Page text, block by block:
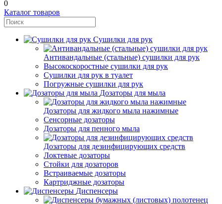
0
Каталог товаров
Сушилки для рук
Антивандальные (стальные) сушилки для рук
Высокоскоростные сушилки для рук
Сушилки для рук в туалет
Погружные сушилки для рук
Дозаторы для мыла
Дозаторы для жидкого мыла нажимные
Сенсорные дозаторы
Дозаторы для пенного мыла
Дозаторы для дезинфицирующих средств
Локтевые дозаторы
Стойки для дозаторов
Встраиваемые дозаторы
Картриджные дозаторы
Диспенсеры